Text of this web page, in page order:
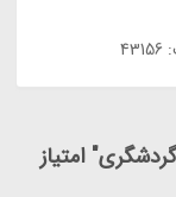
امتیاز